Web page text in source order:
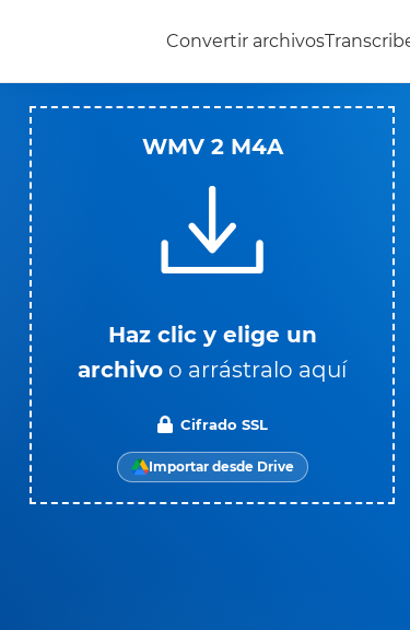
Convertir archivos
WMV 2 M4A
Haz clic y elige un
archivo o arrástralo aquí
Cifrado SSL
Importar desde Drive